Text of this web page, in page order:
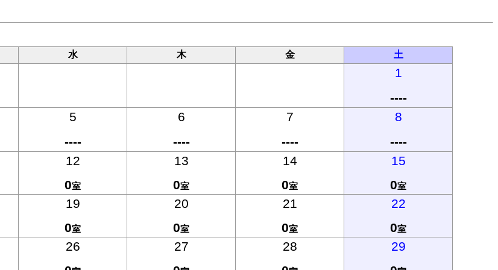
水 木 金 土
1
----
5
----
6
----
7
----
8
----
12
0室
13
0室
14
0室
15
0室
19
0室
20
0室
21
0室
22
0室
26
27
28
29